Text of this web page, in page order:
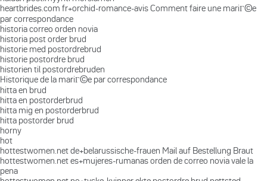
heartbrides.com fr+orchid-romance-avis Comment faire une mariГ©e
par correspondance
historia correo orden novia
historia post order brud
historie med postordrebrud
historie postordre brud
historien til postordrebruden
Historique de la mariГ©e par correspondance
hitta en brud
hitta en postorderbrud
hitta mig en postorderbrud
hitta postorder brud
horny
hot
hottestwomen.net de+belarussische-frauen Mail auf Bestellung Braut
hottestwomen.net es+mujeres-rumanas orden de correo novia vale la
pena